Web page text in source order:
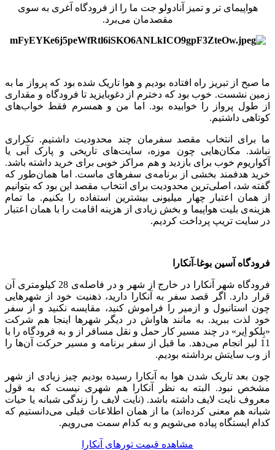
هواپیمای تر و تمیز آنادولو جت ما را از فرودگاه آغری به سوی
مقصدمان می‌برد.
ما صبح از تبریز راه افتاده بودیم و هوا تاریک شده بود که پرواز ما به
زمین نشست. خوب بود که دخترم از دغوبایزید تا فرودگاه و مقداری
از طول پرواز را خوابیده بود. اما من و همسرم فقط خواب‌های
کوتاهی داشتیم.
ما برای انتخاب مقصد سفرمان چند محدودیت داشتیم. تکراری
نباشد. مکان‌هایی چون موزه، سایت‌های تاریخی و پارک آبی یا
آکواریوم خوب برای بازدید و هم مراکز خوبی برای خرید داشته باشد.
خرید هدفمند بخشی از برنامه‌ی سفرهای ماست. اما همان‌طور که
گفته شد، اصلی‌ترین محدودیت برای انتخاب مقصد این بود که بتوانیم
از همان اعتبار چهار میلیونی بیشترین استفاده را بکنیم. ما تمام
هزینه‌ی بلیت هواپیما و بخش زیادی از هزینه اقامت را با همان اعتبار
در سایت تریپ پرداخت کردیم.
فرودگاه آسین بوغا-آنکارا
فرودگاه شهر آنکارا در خارج از شهر و در فاصله‌ی 28 کیلومتری آن
قرار دارد. اگر قصد سفر به آنکارا دارید، ذهنیت خود از شهرهایی
چون استانبول و ازمیر را فراموش کنید، مقایسه نکنید و از سفر
خود لذت ببرید. به مانند هاواش در دیگر شهرها اینجا هم شرکت
«بِلکو اِیر» در چند مسیر کار حمل و نقل مسافر از و به فرودگاه را با
11 لیر انجام می‌دهد. ما قبل از سفر برنامه و مسیر حرکت ‌‌آن‌ها را
از وب سایتش برداشته بودیم.
چون بعد تاریک شدن هوا به آنکارا رسیده بودیم چیز زیادی از شهر
مشخص نبود. البته به نظر آنکارا هم شهری نیست که به قول
معروف نایت لایف داشته باشد. (نایت لایف را زندگی شبانه یا حیات
شبانه هم معنی کرده‌اند) ما از همان اطلاعات قبلی می‌دانستیم که
کدام ایستگاه پیاده می‌شویم و به کدام سمت می‌رویم.
مشاهده قیمت تورهای آنکارا